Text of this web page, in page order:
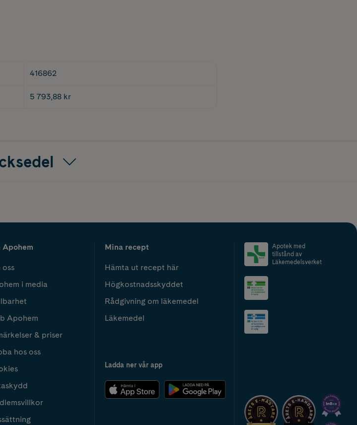
416862
5 793,88 kr
Apohem
oss
i media
Apohem
& priser
hos oss
Mina recept
Hämta ut recept här
Högkostnadsskyddet
Rådgivning om läkemedel
Läkemedel
Ladda ner vår app
Apotek med
tillstånd av
Läkemedelsverket